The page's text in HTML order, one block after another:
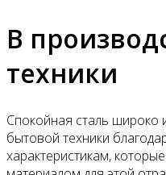
В
техники
Спокойная сталь широко
бытовой техники
характеристикам,